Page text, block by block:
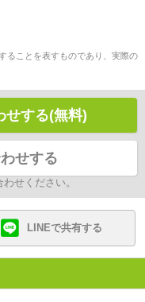
ることを表すものであり、実際の
せする(無料)
せする
せください。
LINEで共有する